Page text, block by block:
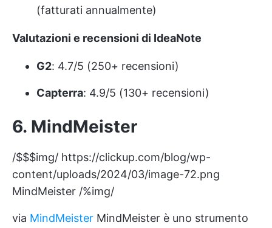
(fatturati annualmente)
Valutazioni e recensioni di IdeaNote
G2: 4.7/5 (250+ recensioni)
Capterra: 4.9/5 (130+ recensioni)
6. MindMeister
/$$$img/ https://clickup.com/blog/wp-
content/uploads/2024/03/image-72.png
MindMeister /%img/
via MindMeister MindMeister è uno strumento